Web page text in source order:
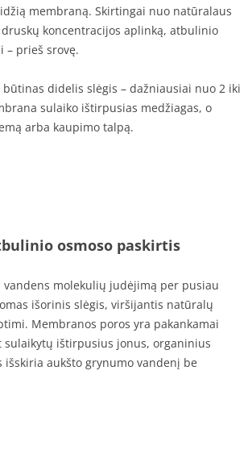
membraną. Skirtingai nuo natūralaus
koncentracijos aplinką, atbulinio
– prieš srovę.
didelis slėgis – dažniausiai nuo 2 iki
sulaiko ištirpusias medžiagas, o
arba kaupimo talpą.
osmoso paskirtis
molekulių judėjimą per pusiau
išorinis slėgis, viršijantis natūralų
Membranos poros yra pakankamai
sulaikytų ištirpusius jonus, organinius
aukšto grynumo vandenį be